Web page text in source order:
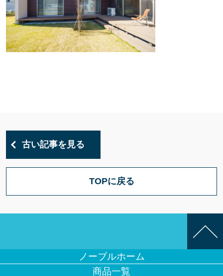
古い記事を見る
TOPに戻る
ノーブルホーム
商品一覧